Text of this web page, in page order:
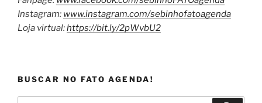
Instagram: www.instagram.com/sebinhofatoagenda
Loja virtual:https://bit.ly/2pWvbU2
BUSCAR NO FATO AGENDA!